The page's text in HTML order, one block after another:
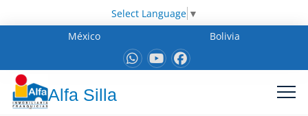
Select Language ▼
México
Bolivia
Alfa Silla